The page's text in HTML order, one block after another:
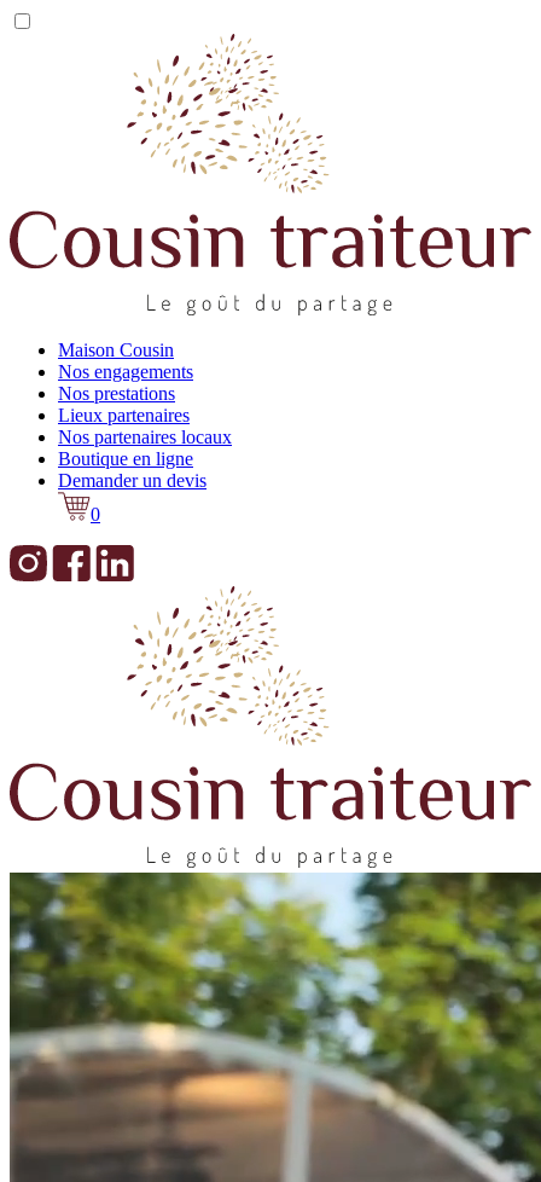
Maison Cousin
Nos engagements
Nos prestations
Lieux partenaires
Nos partenaires locaux
Boutique en ligne
Demander un devis
0